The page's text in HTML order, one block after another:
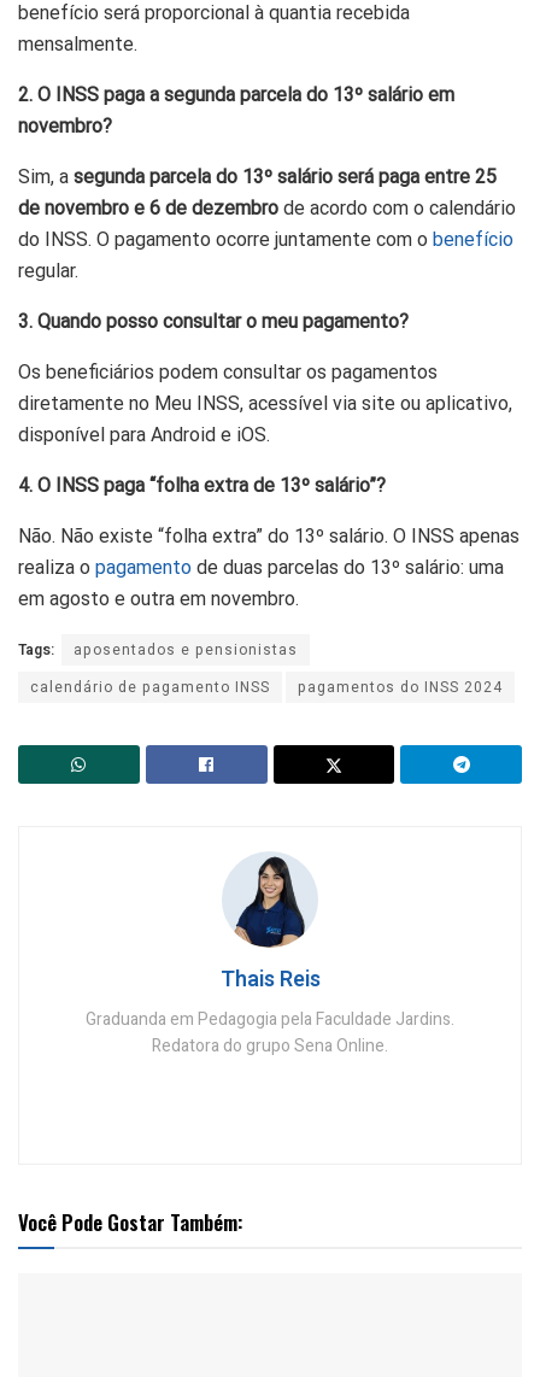
benefício será proporcional à quantia recebida
mensalmente.
2. O INSS paga a segunda parcela do 13º salário em
novembro?
Sim, a segunda parcela do 13º salário será paga entre 25
de novembro e 6 de dezembro de acordo com o calendário
do INSS. O pagamento ocorre juntamente com o benefício
regular.
3. Quando posso consultar o meu pagamento?
Os beneficiários podem consultar os pagamentos
diretamente no Meu INSS, acessível via site ou aplicativo,
disponível para Android e iOS.
4. O INSS paga “folha extra de 13º salário”?
Não. Não existe “folha extra” do 13º salário. O INSS apenas
realiza o pagamento de duas parcelas do 13º salário: uma
em agosto e outra em novembro.
Tags:
aposentados e pensionistas
calendário de pagamento INSS
pagamentos do INSS 2024
Thais Reis
Graduanda em Pedagogia pela Faculdade Jardins.
Redatora do grupo Sena Online.
Você Pode Gostar Também: